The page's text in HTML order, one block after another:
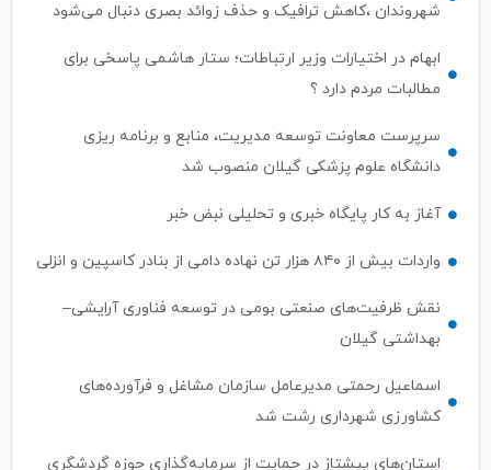
شهروندان ،کاهش ترافیک و حذف زوائد بصری دنبال می‌شود
ابهام در اختیارات وزیر ارتباطات؛ ستار هاشمی پاسخی برای
مطالبات مردم دارد ؟
سرپرست معاونت توسعه مدیریت، منابع و برنامه ریزی
دانشگاه علوم پزشکی گیلان منصوب شد
آغاز به کار پایگاه خبری و تحلیلی نبض خبر
واردات بیش از ۸۴۰ هزار تن نهاده دامی از بنادر كاسپین و انزلی
نقش ظرفیت‌های صنعتی بومی در توسعه فناوری آرایشی–
بهداشتی گیلان
اسماعیل رحمتی مدیرعامل سازمان مشاغل و فرآورده‌های
کشاورزی شهرداری رشت شد
استان‌های پیشتاز در حمایت از سرمایه‌گذاری حوزه گردشگری